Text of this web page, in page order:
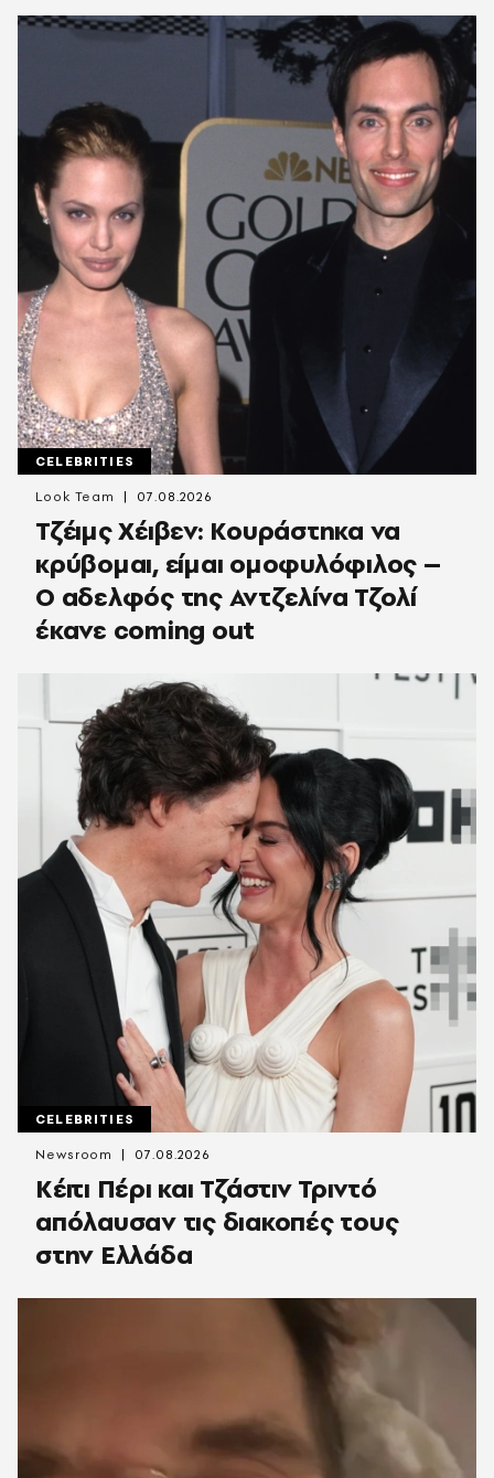
CELEBRITIES
Τζέιμς Χέιβεν: Κουράστηκα να
κρύβομαι, είμαι ομοφυλόφιλος –
Ο αδελφός της Αντζελίνα Τζολί
έκανε coming out
Look Team 07.08.2026
CELEBRITIES
Κέιτι Πέρι και Τζάστιν Τριντό
απόλαυσαν τις διακοπές τους
στην Ελλάδα
Newsroom 07.08.2026